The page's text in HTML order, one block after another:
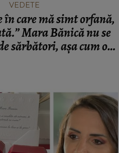
VEDETE
în care mă simt orfană,
Mara Bănică nu se
sărbători, așa cum o